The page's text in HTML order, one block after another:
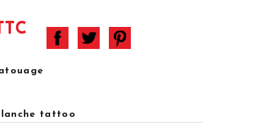
tattoo